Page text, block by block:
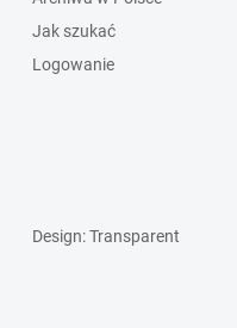
Jak szukać
Logowanie
Design: Transparent